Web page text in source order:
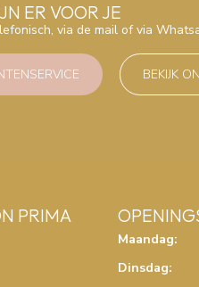
ER VOOR JE
via de mail of via
BEKIJK
PRIMA
Maandag:
Dinsdag: